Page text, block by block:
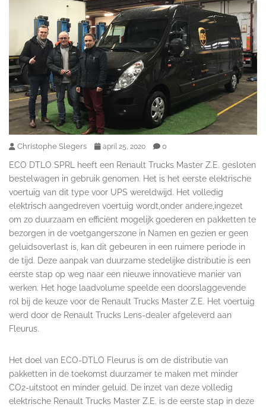
Christophe Slegers april 25, 2020 0
ECO DTLO SPRL heeft een Renault Trucks Master Z.E. gesloten
bestelwagen in gebruik genomen. Het is het eerste elektrische
voertuig van dit type voor UPS wereldwijd. Het volledig
elektrisch aangedreven voertuig wordt,onder andere,ingezet
om zo duurzaam en efficiënt mogelijk goederen en pakketten te
bezorgen in de voetgangerszone in Namen en gezien er geen
geluidsoverlast is, kan dit gebeuren in een ruimere periode in
de tijd. Deze aanpak van duurzame stedelijke distributie is een
eerste stap op weg naar een nieuwe innovatieve manier van
werken. Het hoge laadvolume speelde een doorslaggevende
rol bij de keuze voor de Renault Trucks Master Z.E. Het voertuig
werd door de Renault Trucks Lens-dealer afgeleverd aan
Fleurus.
Het doel van ECO-DTLO Fleurus is om de distributie van
pakketten in de toekomst duurzamer te maken met minder
CO2-uitstoot en minder geluid. De inzet van deze volledig
elektrische Renault Trucks Master Z.E. is de eerste stap in deze